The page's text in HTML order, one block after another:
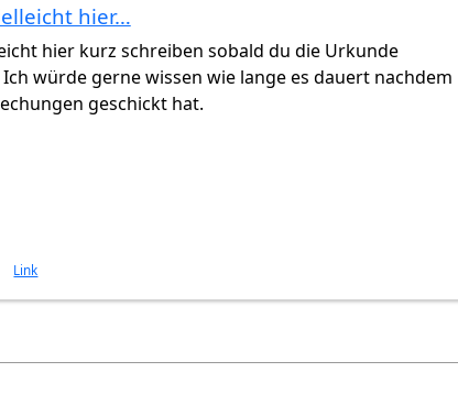
(nicht überprüft)
hier…
hier kurz schreiben sobald du die Urkunde
würde gerne wissen wie lange es dauert nachdem
geschickt hat.
Link